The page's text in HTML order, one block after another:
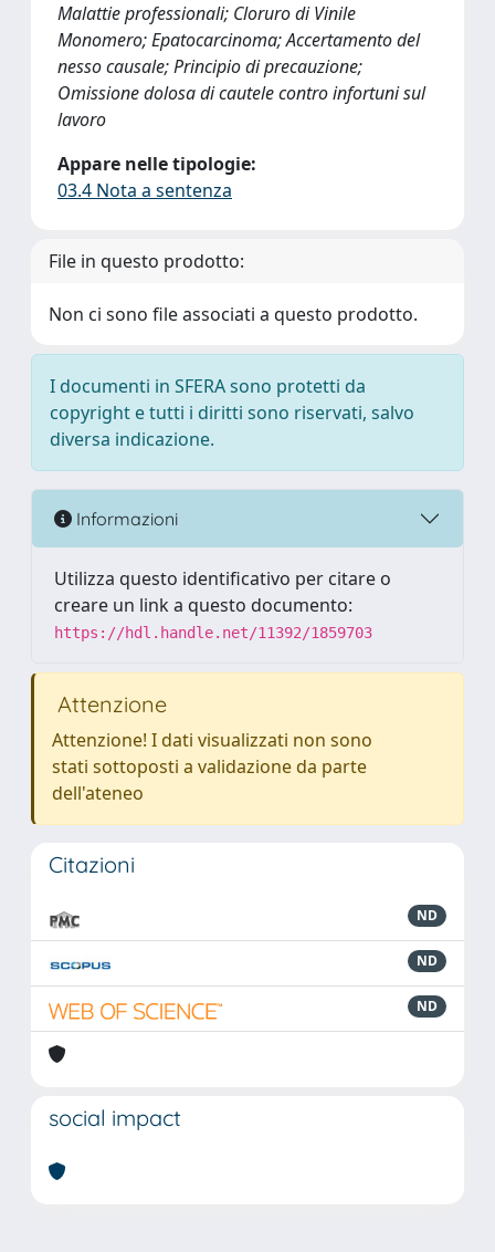
Malattie professionali; Cloruro di Vinile
Monomero; Epatocarcinoma; Accertamento del
nesso causale; Principio di precauzione;
Omissione dolosa di cautele contro infortuni sul
lavoro
Appare nelle tipologie:
03.4 Nota a sentenza
File in questo prodotto:
Non ci sono file associati a questo prodotto.
I documenti in SFERA sono protetti da
copyright e tutti i diritti sono riservati, salvo
diversa indicazione.
Informazioni
Utilizza questo identificativo per citare o
creare un link a questo documento:
https://hdl.handle.net/11392/1859703
Attenzione
Attenzione! I dati visualizzati non sono
stati sottoposti a validazione da parte
dell'ateneo
Citazioni
ND
ND
ND
social impact